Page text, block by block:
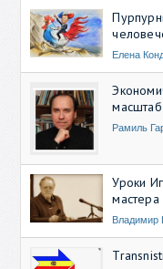
Елена
Рамиль
Уроки
мастера
Владимир